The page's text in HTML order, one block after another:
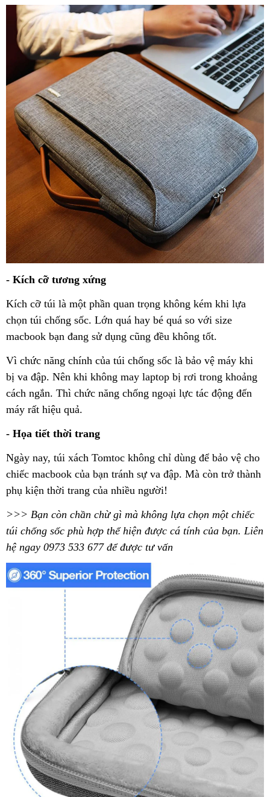
- Kích cỡ tương xứng
Kích cỡ túi là một phần quan trọng không kém khi lựa
chọn túi chống sốc. Lớn quá hay bé quá so với size
macbook bạn đang sử dụng cũng đều không tốt.
Vì chức năng chính của túi chống sốc là bảo vệ máy khi
bị va đập. Nên khi không may laptop bị rơi trong khoảng
cách ngắn. Thì chức năng chống ngoại lực tác động đến
máy rất hiệu quả.
- Họa tiết thời trang
Ngày nay, túi xách Tomtoc không chỉ dùng để bảo vệ cho
chiếc macbook của bạn tránh sự va đập. Mà còn trở thành
phụ kiện thời trang của nhiều người!
>>> Bạn còn chần chừ gì mà không lựa chọn một chiếc
túi chống sốc phù hợp thể hiện được cá tính của bạn. Liên
hệ ngay 0973 533 677 để được tư vấn